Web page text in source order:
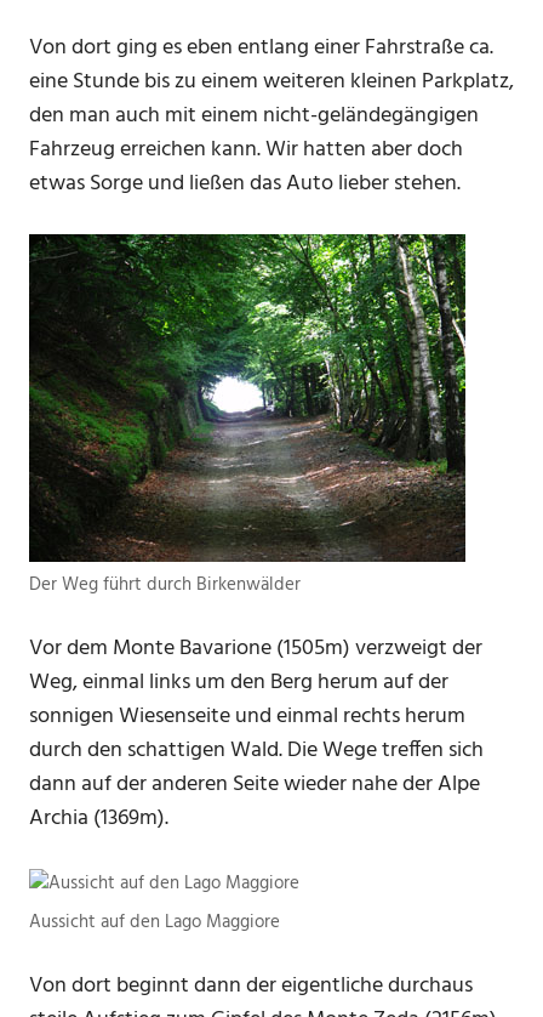
Von dort ging es eben entlang einer Fahrstraße ca.
eine Stunde bis zu einem weiteren kleinen Parkplatz,
den man auch mit einem nicht-geländegängigen
Fahrzeug erreichen kann. Wir hatten aber doch
etwas Sorge und ließen das Auto lieber stehen.
Der Weg führt durch Birkenwälder
Vor dem Monte Bavarione (1505m) verzweigt der
Weg, einmal links um den Berg herum auf der
sonnigen Wiesenseite und einmal rechts herum
durch den schattigen Wald. Die Wege treffen sich
dann auf der anderen Seite wieder nahe der Alpe
Archia (1369m).
Aussicht auf den Lago Maggiore
Von dort beginnt dann der eigentliche durchaus